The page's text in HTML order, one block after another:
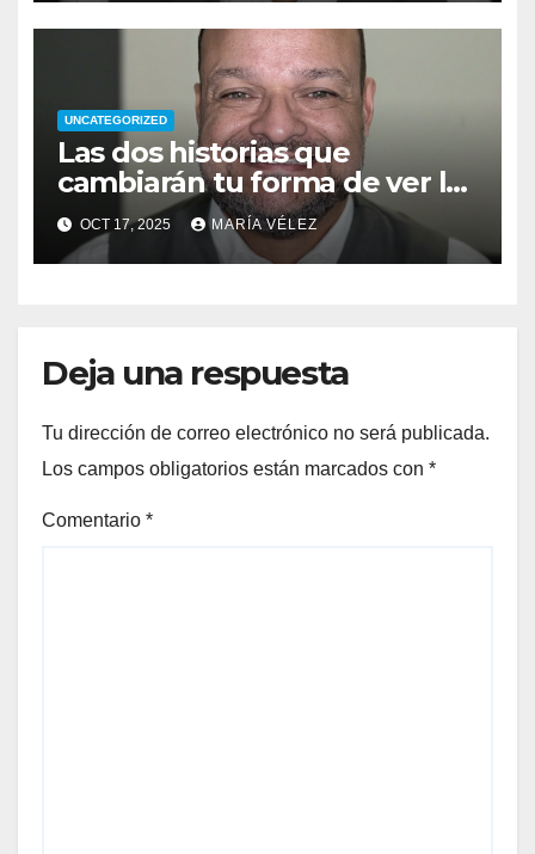
UNCATEGORIZED
Las dos historias que
cambiarán tu forma de ver la
vida: del pecado a la
superación
OCT 17, 2025 MARÍA VÉLEZ
Deja una respuesta
Tu dirección de correo electrónico no será publicada.
Los campos obligatorios están marcados con *
Comentario *